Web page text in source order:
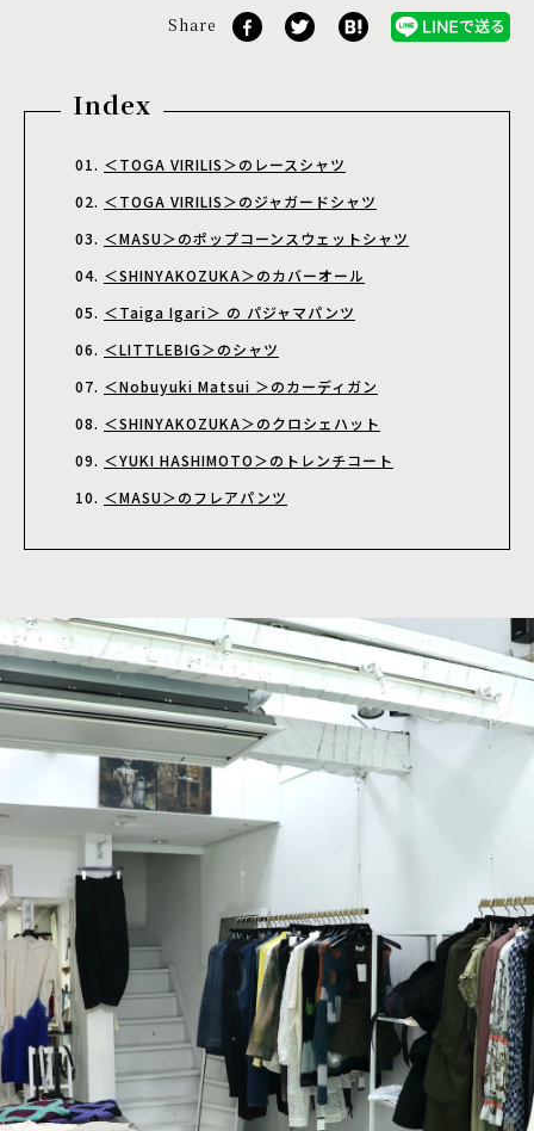
Share
Index
＜TOGA VIRILIS＞のレースシャツ
＜TOGA VIRILIS＞のジャガードシャツ
＜MASU＞のポップコーンスウェットシャツ
＜SHINYAKOZUKA＞のカバーオール
＜Taiga Igari＞ の パジャマパンツ
＜LITTLEBIG＞のシャツ
＜Nobuyuki Matsui ＞のカーディガン
＜SHINYAKOZUKA＞のクロシェハット
＜YUKI HASHIMOTO＞のトレンチコート
＜MASU＞のフレアパンツ